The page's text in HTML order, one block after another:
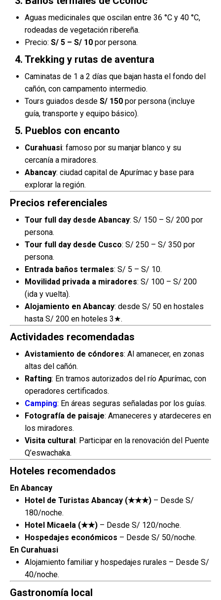
Aguas medicinales que oscilan entre 36 °C y 40 °C,
rodeadas de vegetación ribereña.
Precio: S/ 5 – S/ 10 por persona.
4. Trekking y rutas de aventura
Caminatas de 1 a 2 días que bajan hasta el fondo del
cañón, con campamento intermedio.
Tours guiados desde S/ 150 por persona (incluye
guía, transporte y equipo básico).
5. Pueblos con encanto
Curahuasi: famoso por su manjar blanco y su
cercanía a miradores.
Abancay: ciudad capital de Apurímac y base para
explorar la región.
Precios referenciales
Tour full day desde Abancay: S/ 150 – S/ 200 por
persona.
Tour full day desde Cusco: S/ 250 – S/ 350 por
persona.
Entrada baños termales: S/ 5 – S/ 10.
Movilidad privada a miradores: S/ 100 – S/ 200
(ida y vuelta).
Alojamiento en Abancay: desde S/ 50 en hostales
hasta S/ 200 en hoteles 3★.
Actividades recomendadas
Avistamiento de cóndores: Al amanecer, en zonas
altas del cañón.
Rafting: En tramos autorizados del río Apurímac, con
operadores certificados.
Camping: En áreas seguras señaladas por los guías.
Fotografía de paisaje: Amaneceres y atardeceres en
los miradores.
Visita cultural: Participar en la renovación del Puente
Q’eswachaka.
Hoteles recomendados
En Abancay
Hotel de Turistas Abancay (★★★) – Desde S/
180/noche.
Hotel Micaela (★★) – Desde S/ 120/noche.
Hospedajes económicos – Desde S/ 50/noche.
En Curahuasi
Alojamiento familiar y hospedajes rurales – Desde S/
40/noche.
Gastronomía local